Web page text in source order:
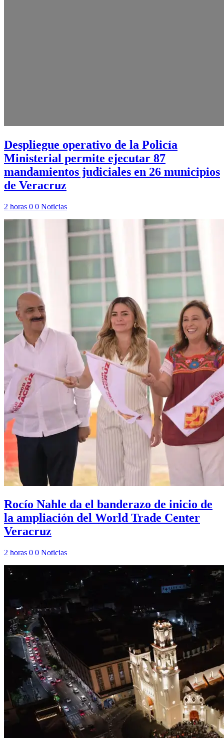
Despliegue operativo de la Policía
Ministerial permite ejecutar 87
mandamientos judiciales en 26 municipios
de Veracruz
2 horas 0 0 Noticias
Rocío Nahle da el banderazo de inicio de
la ampliación del World Trade Center
Veracruz
2 horas 0 0 Noticias